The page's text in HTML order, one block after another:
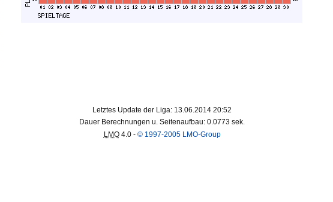
Letztes Update der Liga: 13.06.2014 20:52
Dauer Berechnungen u. Seitenaufbau: 0.0773 sek.
LMO4.0 - © 1997-2005 LMO-Group